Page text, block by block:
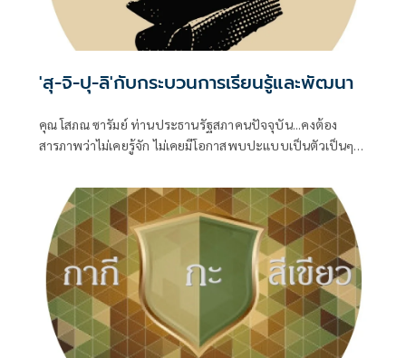
'สุ-จิ-ปุ-ลิ'กับกระบวนการเรียนรู้และพัฒนา
คุณ โสภณ ซารัมย์ ท่านประธานรัฐสภาคนปัจจุบัน...คงต้อง
สารภาพว่าไม่เคยรู้จัก ไม่เคยมีโอกาสพบปะแบบเป็นตัวเป็นๆ
พอที่จะดำรงตำแหน่ง